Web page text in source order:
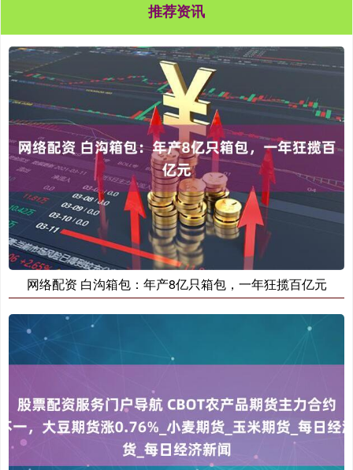
推荐资讯
网络配资 白沟箱包：年产8亿只箱包，一年狂揽百亿元